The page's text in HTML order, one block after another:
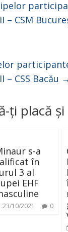
– CSM
CSS Bacău
ți placă și
s-a
în
3 al
EHF
23/10/2021 0